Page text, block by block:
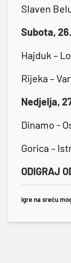
Slaven
Subota,
Hajduk –
Rijeka –
Nedjelja,
Dinamo -
Gorica –
ODIGRAJ
Igre na sreću